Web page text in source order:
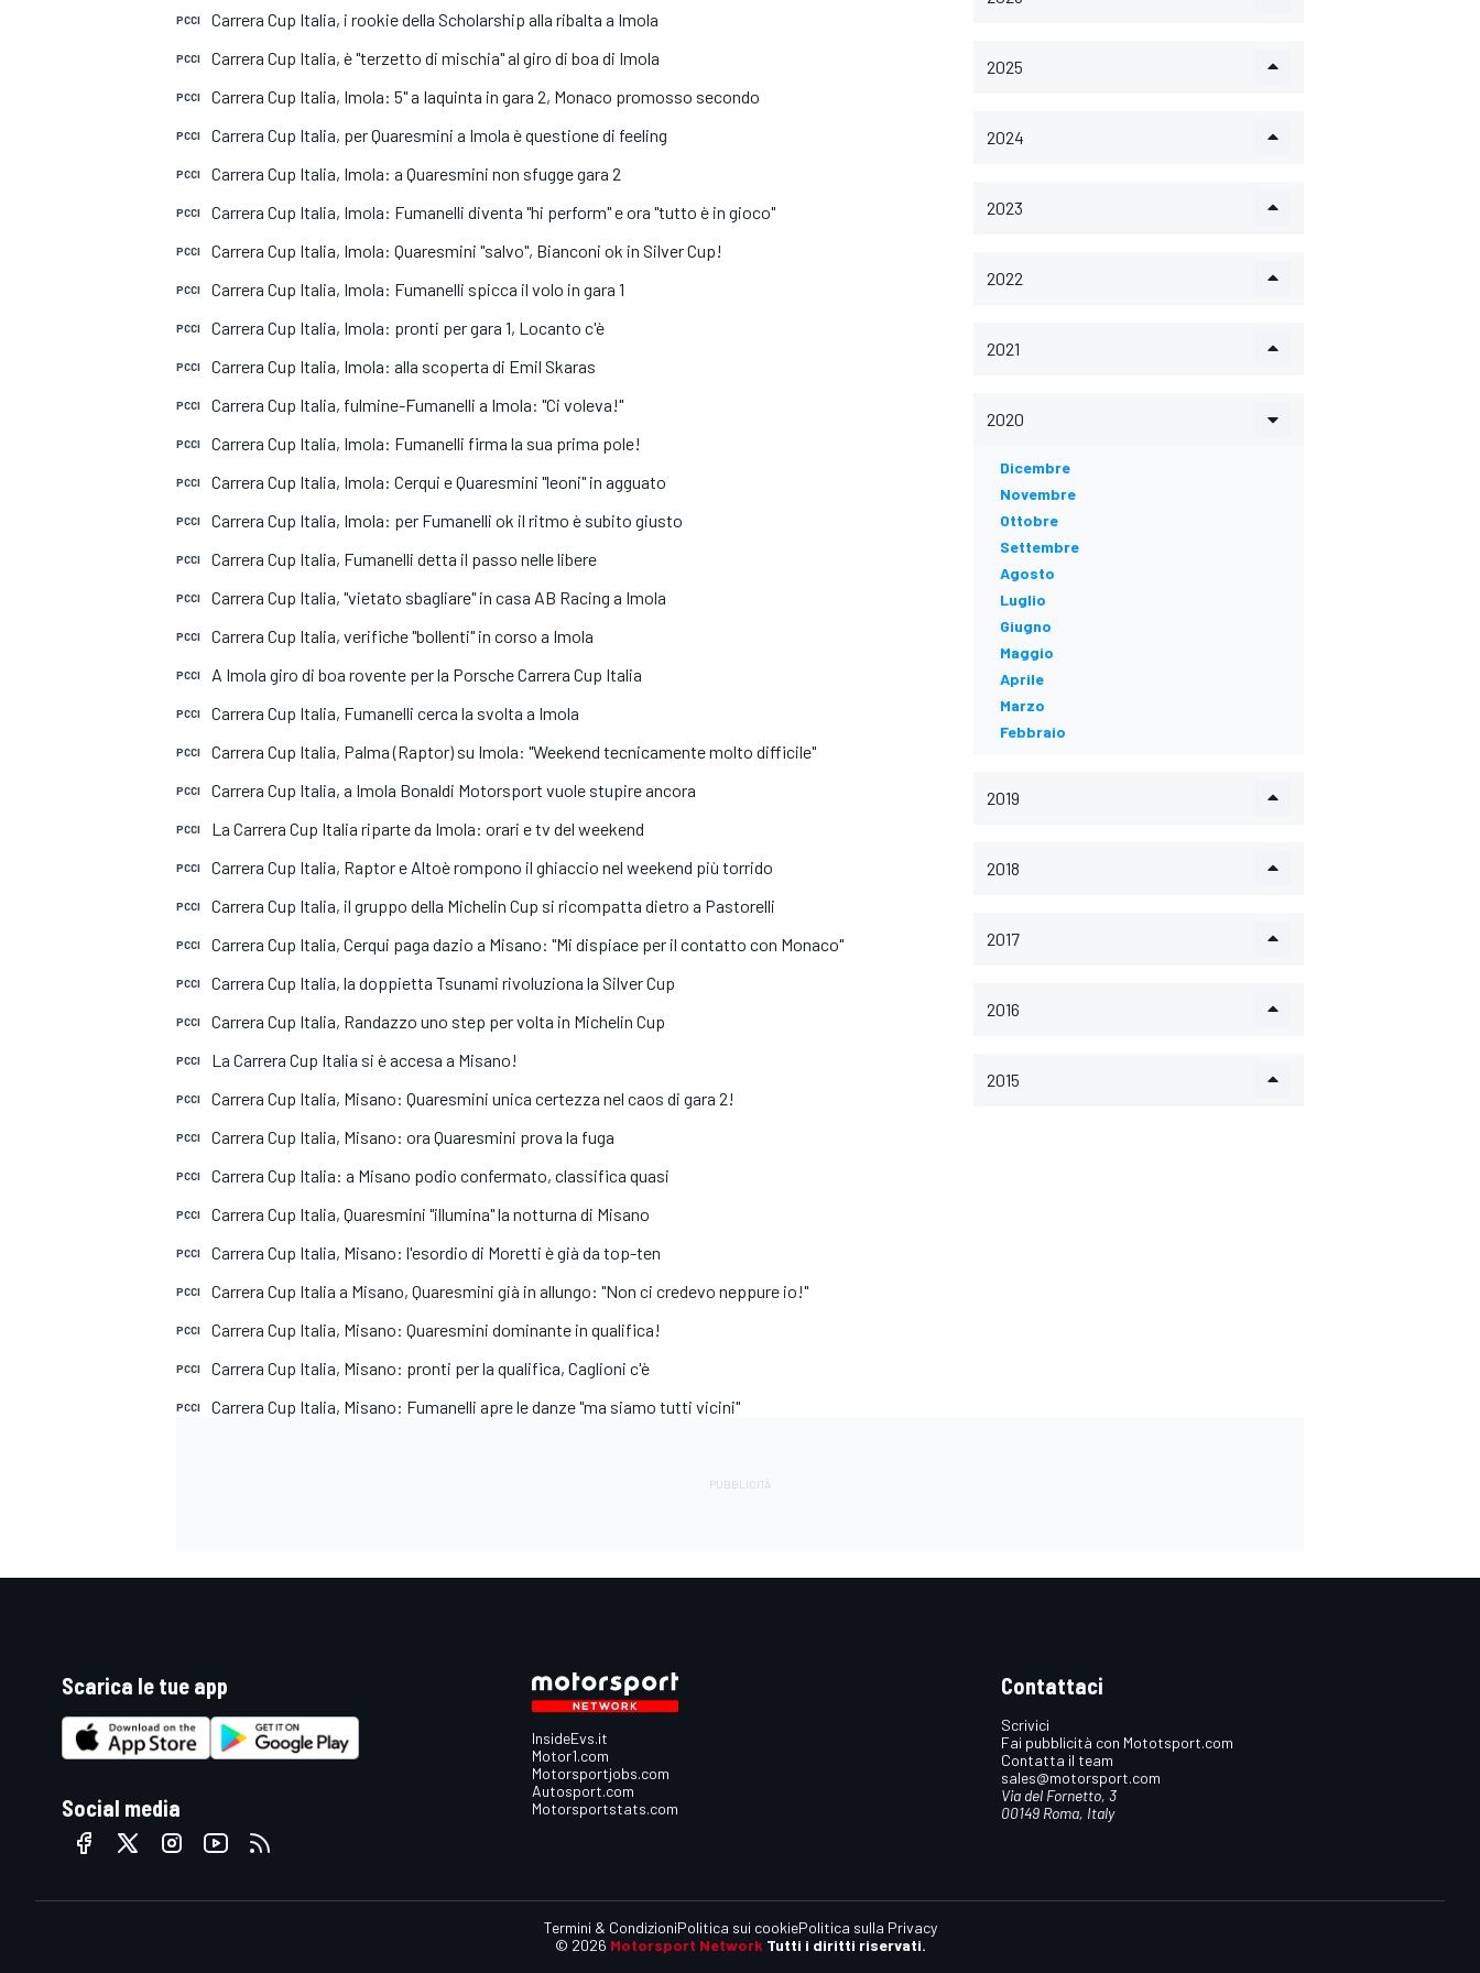
MOTOGP WEC
PCCI Carrera Cup Italia, i rookie della Scholarship alla ribalta a Imola
PCCI Carrera Cup Italia, è "terzetto di mischia" al giro di boa di Imola
PCCI Carrera Cup Italia, Imola: 5" a Iaquinta in gara 2, Monaco promosso secondo
PCCI Carrera Cup Italia, per Quaresmini a Imola è questione di feeling
PCCI Carrera Cup Italia, Imola: a Quaresmini non sfugge gara 2
PCCI Carrera Cup Italia, Imola: Fumanelli diventa "hi perform" e ora "tutto è in gioco"
PCCI Carrera Cup Italia, Imola: Quaresmini "salvo", Bianconi ok in Silver Cup!
PCCI Carrera Cup Italia, Imola: Fumanelli spicca il volo in gara 1
PCCI Carrera Cup Italia, Imola: pronti per gara 1, Locanto c'è
PCCI Carrera Cup Italia, Imola: alla scoperta di Emil Skaras
PCCI Carrera Cup Italia, fulmine-Fumanelli a Imola: "Ci voleva!"
PCCI Carrera Cup Italia, Imola: Fumanelli firma la sua prima pole!
PCCI Carrera Cup Italia, Imola: Cerqui e Quaresmini "leoni" in agguato
PCCI Carrera Cup Italia, Imola: per Fumanelli ok il ritmo è subito giusto
PCCI Carrera Cup Italia, Fumanelli detta il passo nelle libere
PCCI Carrera Cup Italia, "vietato sbagliare" in casa AB Racing a Imola
PCCI Carrera Cup Italia, verifiche "bollenti" in corso a Imola
PCCI A Imola giro di boa rovente per la Porsche Carrera Cup Italia
PCCI Carrera Cup Italia, Fumanelli cerca la svolta a Imola
PCCI Carrera Cup Italia, Palma (Raptor) su Imola: "Weekend tecnicamente molto difficile"
PCCI Carrera Cup Italia, a Imola Bonaldi Motorsport vuole stupire ancora
PCCI La Carrera Cup Italia riparte da Imola: orari e tv del weekend
PCCI Carrera Cup Italia, Raptor e Altoè rompono il ghiaccio nel weekend più torrido
PCCI Carrera Cup Italia, il gruppo della Michelin Cup si ricompatta dietro a Pastorelli
PCCI Carrera Cup Italia, Cerqui paga dazio a Misano: "Mi dispiace per il contatto con Monaco"
PCCI Carrera Cup Italia, la doppietta Tsunami rivoluziona la Silver Cup
PCCI Carrera Cup Italia, Randazzo uno step per volta in Michelin Cup
PCCI La Carrera Cup Italia si è accesa a Misano!
PCCI Carrera Cup Italia, Misano: Quaresmini unica certezza nel caos di gara 2!
PCCI Carrera Cup Italia, Misano: ora Quaresmini prova la fuga
PCCI Carrera Cup Italia: a Misano podio confermato, classifica quasi
PCCI Carrera Cup Italia, Quaresmini "illumina" la notturna di Misano
PCCI Carrera Cup Italia, Misano: l'esordio di Moretti è già da top-ten
PCCI Carrera Cup Italia a Misano, Quaresmini già in allungo: "Non ci credevo neppure io!"
PCCI Carrera Cup Italia, Misano: Quaresmini dominante in qualifica!
PCCI Carrera Cup Italia, Misano: pronti per la qualifica, Caglioni c'è
PCCI Carrera Cup Italia, Misano: Fumanelli apre le danze "ma siamo tutti vicini"
2025
2024
2023
2022
2021
2020
Dicembre
Novembre
Ottobre
Settembre
Agosto
Luglio
Giugno
Maggio
Aprile
Marzo
Febbraio
2019
2018
2017
2016
2015
Scarica le tue app
Social media
InsideEvs.it
Motor1.com
Motorsportjobs.com
Autosport.com
Motorsportstats.com
Contattaci
Scrivici
Fai pubblicità con Mototsport.com
Contatta il team
sales@motorsport.com
Via del Fornetto, 3
00149 Roma, Italy
© 2026 Motorsport Network Tutti i diritti riservati.
Termini & CondizioniPolitica sui cookiePolitica sulla Privacy